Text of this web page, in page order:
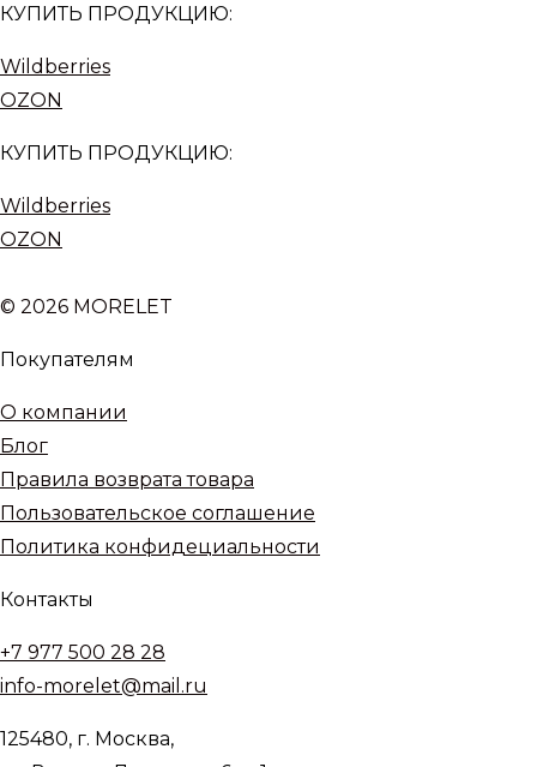
КУПИТЬ ПРОДУКЦИЮ:
Wildberries
OZON
КУПИТЬ ПРОДУКЦИЮ:
Wildberries
OZON
© 2026 MORELET
Покупателям
О компании
Блог
Правила возврата товара
Пользовательское соглашение
Политика конфидециальности
Контакты
+7 977 500 28 28
info-morelet@mail.ru
125480, г. Москва,